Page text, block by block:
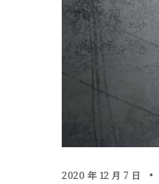
2020 年 12 月 7 日